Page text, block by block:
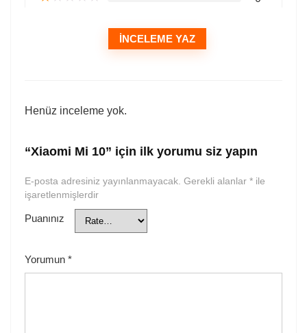
İNCELEME YAZ
Henüz inceleme yok.
“Xiaomi Mi 10” için ilk yorumu siz yapın
E-posta adresiniz yayınlanmayacak. Gerekli alanlar * ile
işaretlenmişlerdir
Puanınız
Yorumun *